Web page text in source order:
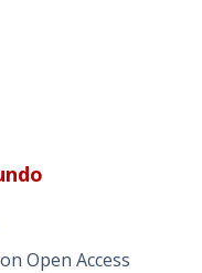
Open Access